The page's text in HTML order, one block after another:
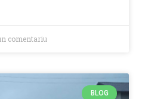
comentariu
BLOG